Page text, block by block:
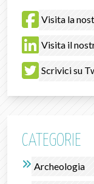
Visita la
Visita il
Scrivici su
CATEGORIE
Archeologia